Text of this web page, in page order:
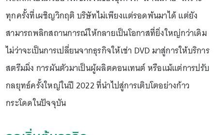
ทุกครั้งที่เผชิญวิกฤติ บริษัทไม่เพียงแต่รอดพ้นมาได้ แต่ยัง
สามารถพลิกสถานการณ์ให้กลายเป็นโอกาสที่ยิ่งใหญ่กว่าเดิม
ไม่ว่าจะเป็นการเปลี่ยนจากธุรกิจให้เช่า DVD มาสู่การให้บริการ
สตรีมมิ่ง การผันตัวมาเป็นผู้ผลิตคอนเทนต์ หรือแม้แต่การปรับ
กลยุทธ์ครั้งใหญ่ในปี 2022 ที่นำไปสู่การเติบโตอย่างก้าว
กระโดดในปัจจุบัน